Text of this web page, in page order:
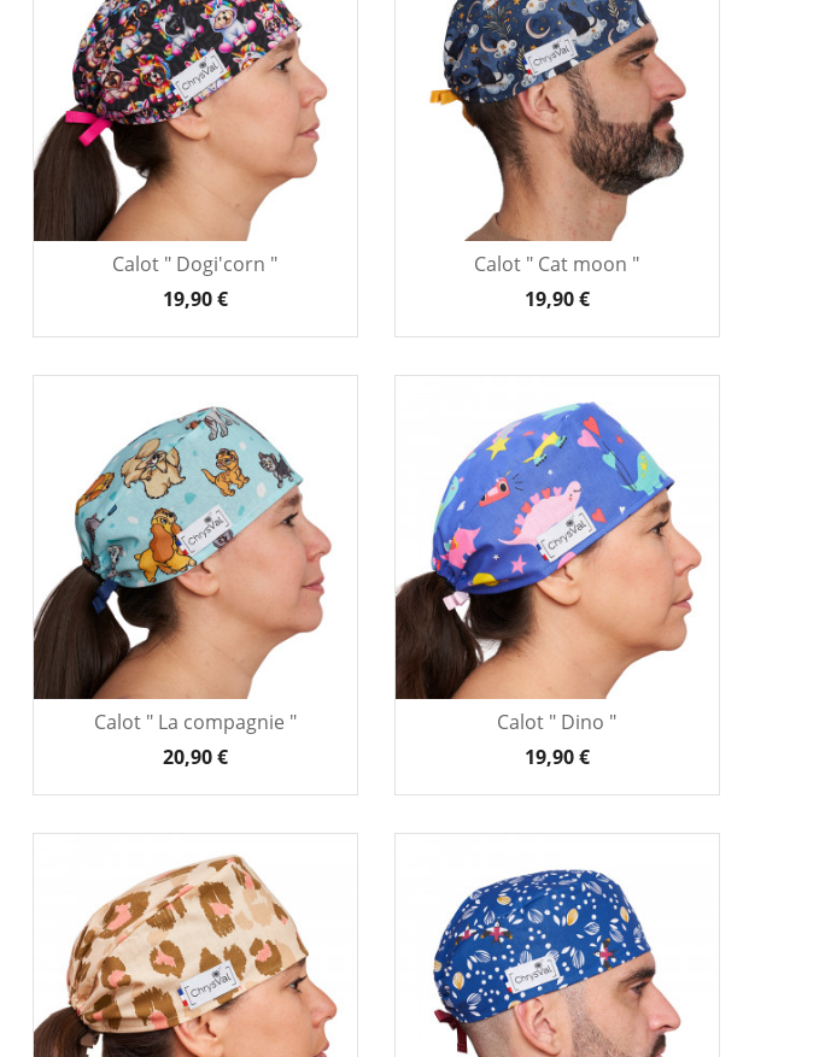
Calot " Dogi'corn "
19,90 €
Calot " Cat moon "
19,90 €
Calot " La compagnie "
20,90 €
Calot " Dino "
19,90 €